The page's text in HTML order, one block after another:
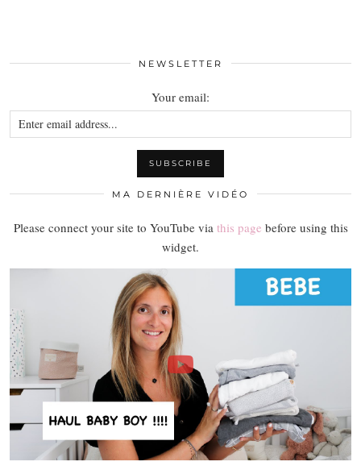
NEWSLETTER
Your email:
MA DERNIÈRE VIDÉO
Please connect your site to YouTube via this page before using this
widget.